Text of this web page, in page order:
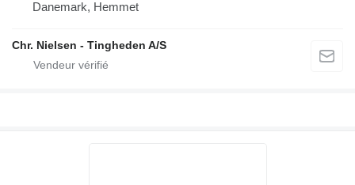
Danemark, Hemmet
Chr. Nielsen - Tingheden A/S